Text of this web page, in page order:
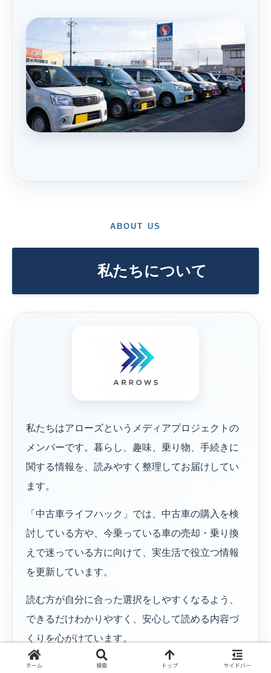
ABOUT US
私たちについて
私たちはアローズというメディアプロジェクトの
メンバーです。暮らし、趣味、乗り物、手続きに
関する情報を、読みやすく整理してお届けしてい
ます。
「中古車ライフハック」では、中古車の購入を検
討している方や、今乗っている車の売却・乗り換
えで迷っている方に向けて、実生活で役立つ情報
を更新しています。
読む方が自分に合った選択をしやすくなるよう、
できるだけわかりやすく、安心して読める内容づ
くりを心がけています。
ホーム 検索 トップ サイドバー